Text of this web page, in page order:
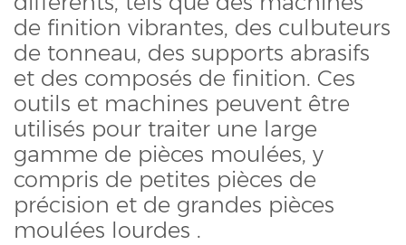
de finition vibrantes, des culbuteurs
de tonneau, des supports abrasifs
et des composés de finition. Ces
outils et machines peuvent être
utilisés pour traiter une large
gamme de pièces moulées, y
compris de petites pièces de
précision et de grandes pièces
moulées lourdes .